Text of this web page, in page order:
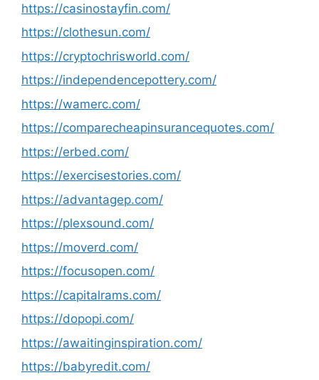
https://casinostayfin.com/
https://clothesun.com/
https://cryptochrisworld.com/
https://independencepottery.com/
https://wamerc.com/
https://comparecheapinsurancequotes.com/
https://erbed.com/
https://exercisestories.com/
https://advantagep.com/
https://plexsound.com/
https://moverd.com/
https://focusopen.com/
https://capitalrams.com/
https://dopopi.com/
https://awaitinginspiration.com/
https://babyredit.com/